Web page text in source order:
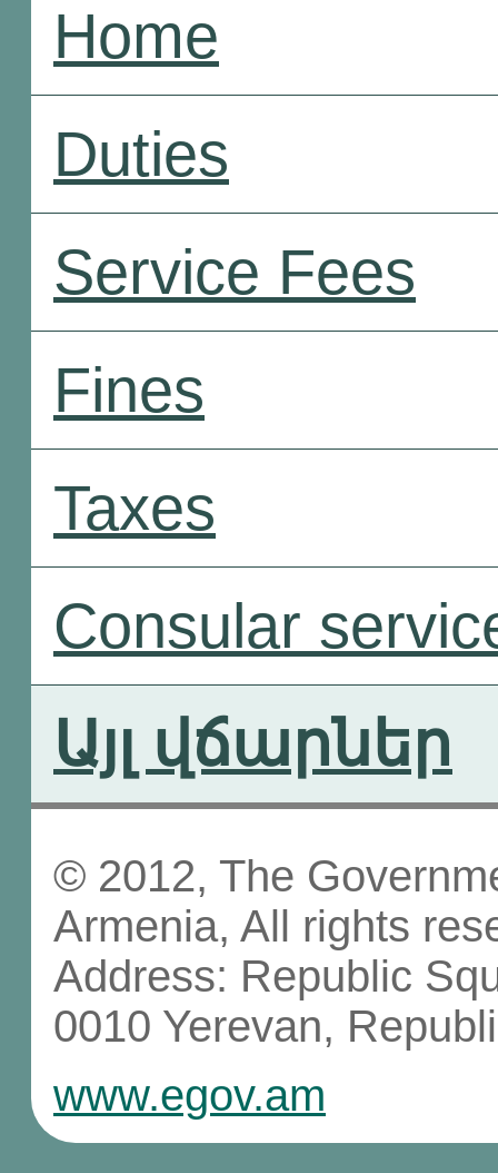
Home
Duties
Service Fees
Fines
Taxes
Consular
Այլ վճարներ
© 2012, The
Armenia, All rights
Address: Republic
0010 Yerevan,
www.egov.am